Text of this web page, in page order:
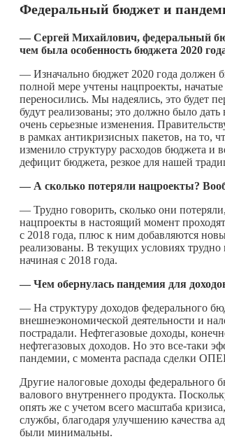
Федеральный бюджет и
— Сергей Михайлович, федеральный
чем была особенность бюджета 2020
— Изначально бюджет 2020 года должен
полной мере учтены нацпроекты,
переносились. Мы надеялись, это будет
будут реализованы; это должно было
очень серьезные изменения.
в рамках антикризисных пакетов, на то,
изменило структуру расходов бюджета
дефицит бюджета, резкое для нашей
— А сколько потеряли нацроекты?
— Трудно говорить, сколько они
нацпроекты в настоящий момент
с 2018 года, плюс к ним добавляются
реализованы. В текущих условиях трудно
начиная с 2018 года.
— Чем обернулась пандемия для
— На структуру доходов федерального
внешнеэкономической деятельности и
пострадали. Нефтегазовые доходы,
нефтегазовых доходов. Но это все-таки
пандемии, с момента распада сделки
Другие налоговые доходы федерального
валового внутреннего продукта.
опять же с учетом всего масштаба
службы, благодаря улучшению качества
были минимальны.